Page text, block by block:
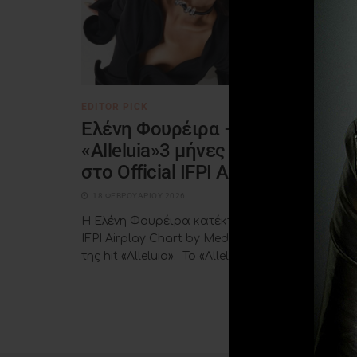
Ελένη Φουρέιρα –
«Alleluia»3 μήνες Νο 1
στο Official IFPI Airplay Chart
Η Ελένη Φουρέιρα κατέκτησε την κορυφή του
IFPI Airplay Chart by Media Inspector με το νέο
της hit «Alleluia». Το «Alleluia», που κυκλοφορεί